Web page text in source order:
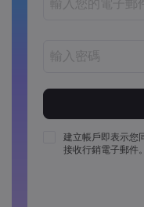
密碼長度必須介於
密碼必須包含至少
密碼必須包含至少
密碼必須包含
建立帳戶即表示您
接收行銷電子郵件